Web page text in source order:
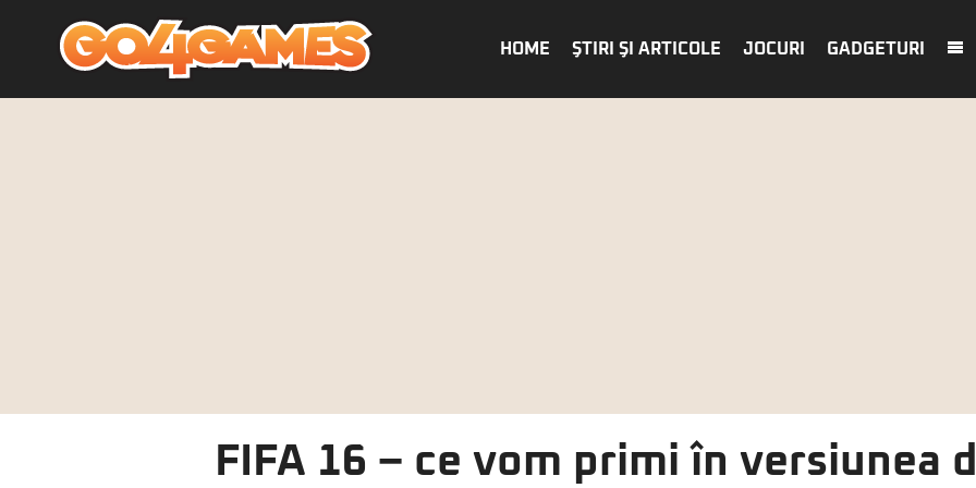
HOME ŞTIRI ŞI ARTICOLE JOCURI GADGETURI
FIFA 16 – ce vom primi în versiunea